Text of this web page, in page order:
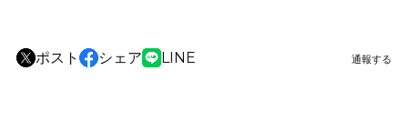
ポスト シェア LINE 通報する